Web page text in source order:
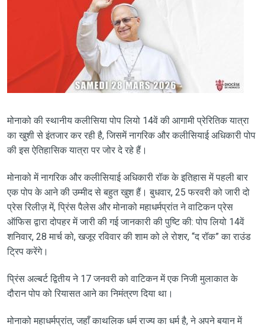
मोनाको की स्थानीय कलीसिया पोप लियो 14वें की आगामी प्रेरितिक यात्रा
का खुशी से इंतजार कर रही है, जिसमें नागरिक और कलीसियाई अधिकारी पोप
की इस ऐतिहासिक यात्रा पर जोर दे रहे हैं।
मोनाको में नागरिक और कलीसियाई अधिकारी रॉक के इतिहास में पहली बार
एक पोप के आने की उम्मीद से बहुत खुश हैं। बुधवार, 25 फरवरी को जारी दो
प्रेस रिलीज़ में, प्रिंस पैलेस और मोनाको महाधर्मप्रांत ने वाटिकन प्रेस
ऑफिस द्वारा दोपहर में जारी की गई जानकारी की पुष्टि की: पोप लियो 14वें
शनिवार, 28 मार्च को, खजूर रविवार की शाम को ले रोशर, “द रॉक” का राउंड
ट्रिप करेंगे।
प्रिंस अल्बर्ट द्वितीय ने 17 जनवरी को वाटिकन में एक निजी मुलाकात के
दौरान पोप को रियासत आने का निमंत्रण दिया था।
मोनाको महाधर्मप्रांत, जहाँ काथलिक धर्म राज्य का धर्म है, ने अपने बयान में